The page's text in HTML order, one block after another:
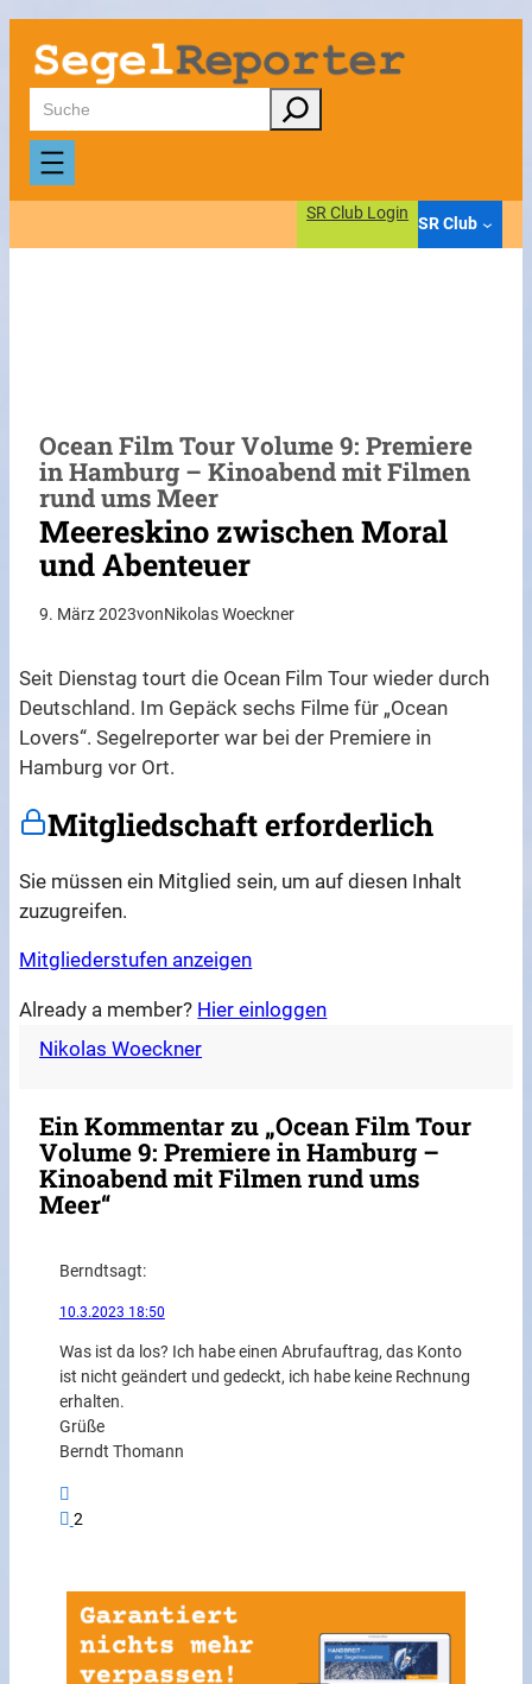
Zum
Inhalt
springen
Suchen
SR Club Login
SR Club
Ocean Film Tour Volume 9: Premiere
in Hamburg – Kinoabend mit Filmen
rund ums Meer
Meereskino zwischen Moral
und Abenteuer
9. März 2023vonNikolas Woeckner
Seit Dienstag tourt die Ocean Film Tour wieder durch
Deutschland. Im Gepäck sechs Filme für „Ocean
Lovers“. Segelreporter war bei der Premiere in
Hamburg vor Ort.
Mitgliedschaft erforderlich
Sie müssen ein Mitglied sein, um auf diesen Inhalt
zuzugreifen.
Mitgliederstufen anzeigen
Already a member? Hier einloggen
Nikolas Woeckner
Ein Kommentar zu „Ocean Film Tour
Volume 9: Premiere in Hamburg –
Kinoabend mit Filmen rund ums
Meer“
Berndtsagt:
10.3.2023 18:50
Was ist da los? Ich habe einen Abrufauftrag, das Konto
ist nicht geändert und gedeckt, ich habe keine Rechnung
erhalten.
Grüße
Berndt Thomann
2